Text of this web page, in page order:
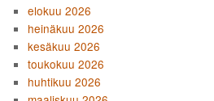
elokuu 2026
heinäkuu 2026
kesäkuu 2026
toukokuu 2026
huhtikuu 2026